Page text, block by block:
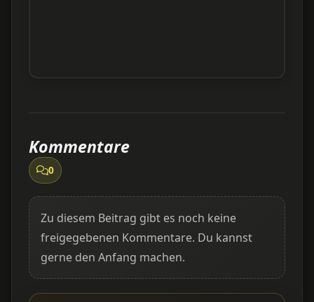
Kommentare
0
Zu diesem Beitrag gibt es noch keine
freigegebenen Kommentare. Du kannst
gerne den Anfang machen.